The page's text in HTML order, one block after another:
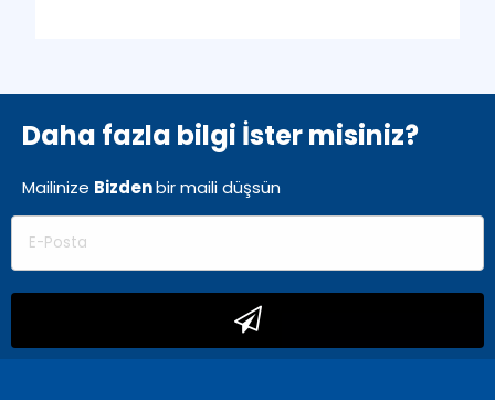
Daha fazla bilgi İster misiniz?
Mailinize Bizdenbirmaili düşsün